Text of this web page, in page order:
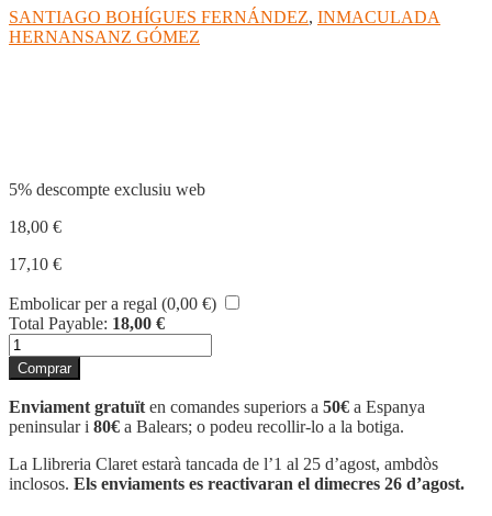
SANTIAGO BOHÍGUES FERNÁNDEZ, INMACULADA
HERNANSANZ GÓMEZ
5% descompte exclusiu web
18,00 €
17,10 €
Embolicar per a regal (0,00 €)
Total Payable: 18,00 €
quantitat
de
ITINERARIO
DE
MADURACIÓN
DE
LA
VIDA
Comprar
Enviament gratuït en comandes superiors a 50€ a Espanya
peninsular i 80€ a Balears; o podeu recollir-lo a la botiga.
La Llibreria Claret estarà tancada de l’1 al 25 d’agost, ambdòs
inclosos. Els enviaments es reactivaran el dimecres 26 d’agost.